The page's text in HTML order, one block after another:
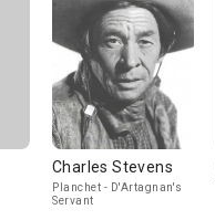
Charles Stevens
Planchet - D'Artagnan's
Servant